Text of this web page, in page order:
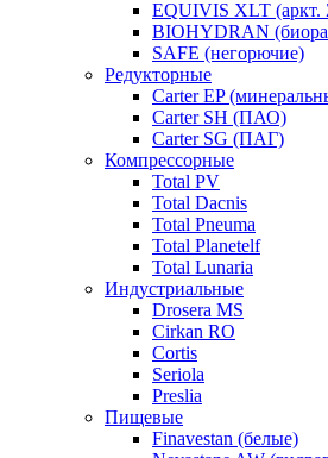
EQUIVIS XLT (аркт.
BIOHYDRAN
SAFE (негорючие)
Редукторные
Carter EP
Carter SH (ПАО)
Carter SG (ПАГ)
Компрессорные
Total PV
Total Dacnis
Total Pneuma
Total Planetelf
Total Lunaria
Индустриальные
Drosera MS
Cirkan RO
Cortis
Seriola
Preslia
Пищевые
Finavestan (белые)